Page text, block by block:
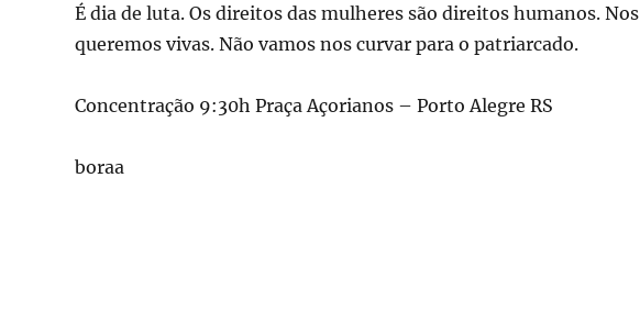
É dia de luta. Os direitos das mulheres são direitos humanos. Nos
queremos vivas. Não vamos nos curvar para o patriarcado.
Concentração 9:30h Praça Açorianos – Porto Alegre RS
boraa